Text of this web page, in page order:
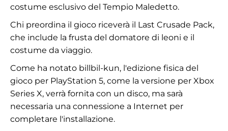
costume esclusivo del Tempio Maledetto.
Chi preordina il gioco riceverà il Last Crusade Pack,
che include la frusta del domatore di leoni e il
costume da viaggio.
Come ha notato billbil-kun, l'edizione fisica del
gioco per PlayStation 5, come la versione per Xbox
Series X, verrà fornita con un disco, ma sarà
necessaria una connessione a Internet per
completare l'installazione.